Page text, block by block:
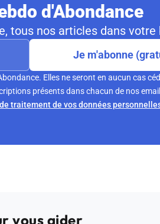
d'Abondance
tous nos articles dans
Je m'abonne
Elles ne seront en aucun cas
présents dans chacun de nos
traitement de vos données
vous aider